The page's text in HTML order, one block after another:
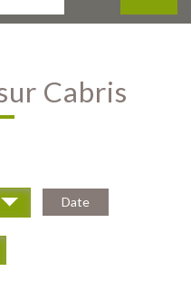
Cabris
Date